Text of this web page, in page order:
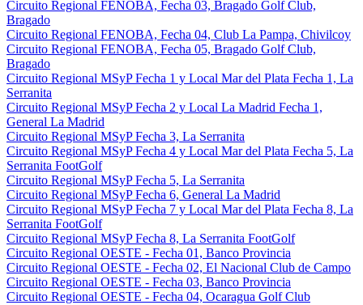
Circuito Regional FENOBA, Fecha 03, Bragado Golf Club,
Bragado
Circuito Regional FENOBA, Fecha 04, Club La Pampa, Chivilcoy
Circuito Regional FENOBA, Fecha 05, Bragado Golf Club,
Bragado
Circuito Regional MSyP Fecha 1 y Local Mar del Plata Fecha 1, La
Serranita
Circuito Regional MSyP Fecha 2 y Local La Madrid Fecha 1,
General La Madrid
Circuito Regional MSyP Fecha 3, La Serranita
Circuito Regional MSyP Fecha 4 y Local Mar del Plata Fecha 5, La
Serranita FootGolf
Circuito Regional MSyP Fecha 5, La Serranita
Circuito Regional MSyP Fecha 6, General La Madrid
Circuito Regional MSyP Fecha 7 y Local Mar del Plata Fecha 8, La
Serranita FootGolf
Circuito Regional MSyP Fecha 8, La Serranita FootGolf
Circuito Regional OESTE - Fecha 01, Banco Provincia
Circuito Regional OESTE - Fecha 02, El Nacional Club de Campo
Circuito Regional OESTE - Fecha 03, Banco Provincia
Circuito Regional OESTE - Fecha 04, Ocaragua Golf Club